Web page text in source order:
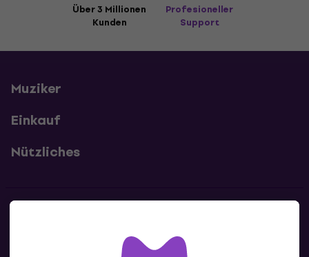
Über 3 Millionen
Kunden
Profesioneller
Support
Muziker
Einkauf
Nützliches
Kontaktiere uns